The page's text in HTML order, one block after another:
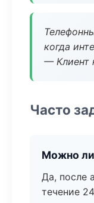
когда
— Клиент
Часто
Можно ли
Да, после
течение